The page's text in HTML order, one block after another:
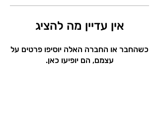
אין עדיין מה להציג
כשהחבר או החברה האלה יוסיפו פרטים על
עצמם, הם יופיעו כאן.